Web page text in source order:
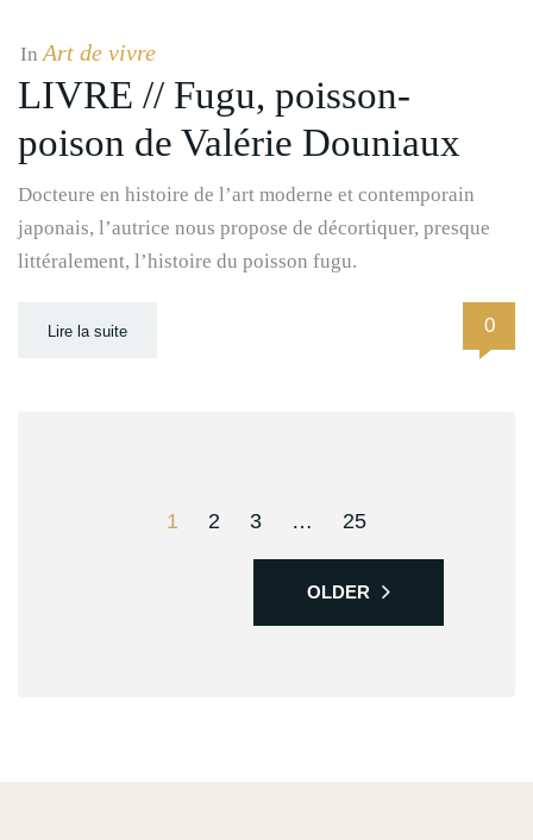
InArt de vivre
LIVRE // Fugu, poisson-
poison de Valérie Douniaux
Docteure en histoire de l’art moderne et contemporain
japonais, l’autrice nous propose de décortiquer, presque
littéralement, l’histoire du poisson fugu.
Lire la suite 0
1 2 3 … 25
OLDER